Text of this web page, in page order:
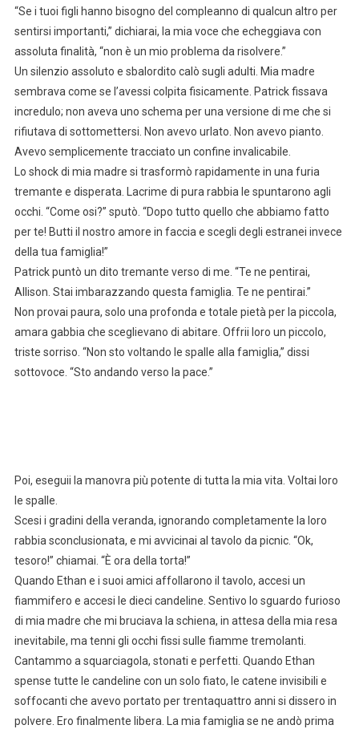
“Se i tuoi figli hanno bisogno del compleanno di qualcun altro per
sentirsi importanti,” dichiarai, la mia voce che echeggiava con
assoluta finalità, “non è un mio problema da risolvere.”
Un silenzio assoluto e sbalordito calò sugli adulti. Mia madre
sembrava come se l’avessi colpita fisicamente. Patrick fissava
incredulo; non aveva uno schema per una versione di me che si
rifiutava di sottomettersi. Non avevo urlato. Non avevo pianto.
Avevo semplicemente tracciato un confine invalicabile.
Lo shock di mia madre si trasformò rapidamente in una furia
tremante e disperata. Lacrime di pura rabbia le spuntarono agli
occhi. “Come osi?” sputò. “Dopo tutto quello che abbiamo fatto
per te! Butti il nostro amore in faccia e scegli degli estranei invece
della tua famiglia!”
Patrick puntò un dito tremante verso di me. “Te ne pentirai,
Allison. Stai imbarazzando questa famiglia. Te ne pentirai.”
Non provai paura, solo una profonda e totale pietà per la piccola,
amara gabbia che sceglievano di abitare. Offrii loro un piccolo,
triste sorriso. “Non sto voltando le spalle alla famiglia,” dissi
sottovoce. “Sto andando verso la pace.”
Poi, eseguii la manovra più potente di tutta la mia vita. Voltai loro
le spalle.
Scesi i gradini della veranda, ignorando completamente la loro
rabbia sconclusionata, e mi avvicinai al tavolo da picnic. “Ok,
tesoro!” chiamai. “È ora della torta!”
Quando Ethan e i suoi amici affollarono il tavolo, accesi un
fiammifero e accesi le dieci candeline. Sentivo lo sguardo furioso
di mia madre che mi bruciava la schiena, in attesa della mia resa
inevitabile, ma tenni gli occhi fissi sulle fiamme tremolanti.
Cantammo a squarciagola, stonati e perfetti. Quando Ethan
spense tutte le candeline con un solo fiato, le catene invisibili e
soffocanti che avevo portato per trentaquattro anni si dissero in
polvere. Ero finalmente libera. La mia famiglia se ne andò prima